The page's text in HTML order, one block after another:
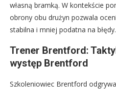
własną bramką. W kontekście
obrony obu drużyn pozwala
stabilna i mniej podatna na błędy.
Trener Brentford:
występ Brentford
Szkoleniowiec Brentford